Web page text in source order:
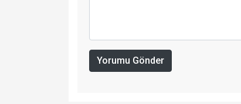
Yorumu Gönder